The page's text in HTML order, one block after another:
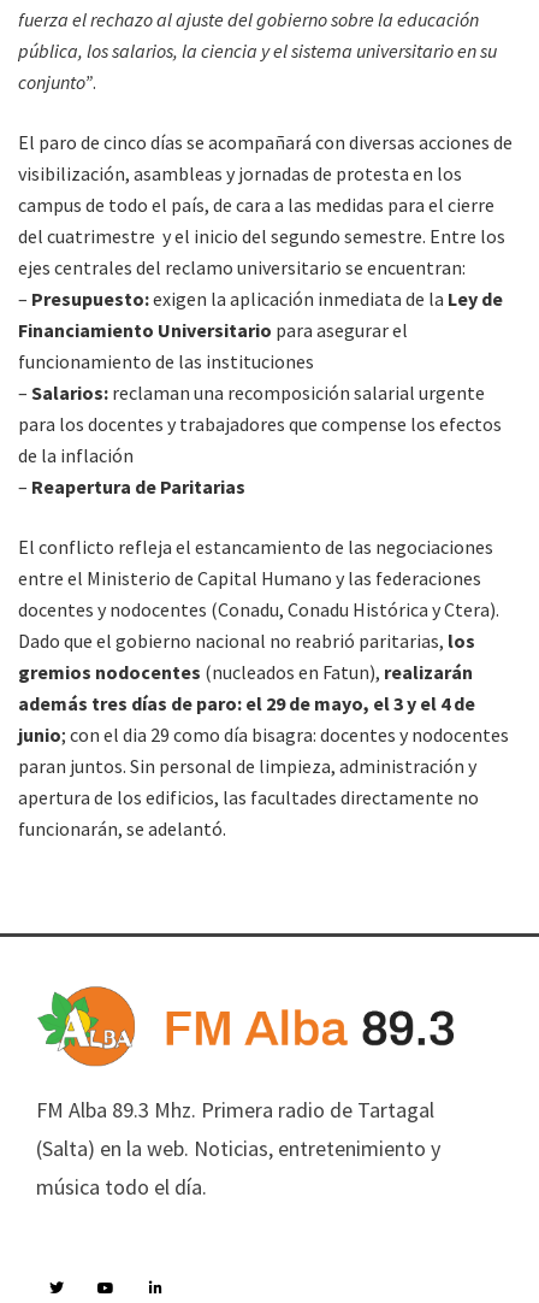
fuerza el rechazo al ajuste del gobierno sobre la educación
pública, los salarios, la ciencia y el sistema universitario en su
conjunto”.
El paro de cinco días se acompañará con diversas acciones de
visibilización, asambleas y jornadas de protesta en los
campus de todo el país, de cara a las medidas para el cierre
del cuatrimestre y el inicio del segundo semestre. Entre los
ejes centrales del reclamo universitario se encuentran:
– Presupuesto:exigen la aplicación inmediata de la Ley de
Financiamiento Universitario para asegurar el
funcionamiento de las instituciones
– Salarios: reclaman una recomposición salarial urgente
para los docentes y trabajadores que compense los efectos
de la inflación
– Reapertura de Paritarias
El conflicto refleja el estancamiento de las negociaciones
entre el Ministerio de Capital Humano y las federaciones
docentes y nodocentes (Conadu, Conadu Histórica y Ctera).
Dado que el gobierno nacional no reabrió paritarias, los
gremios nodocentes (nucleados en Fatun), realizarán
además tres días de paro: el 29 de mayo, el 3 y el 4 de
junio; con el dia 29 como día bisagra: docentes y nodocentes
paran juntos. Sin personal de limpieza, administración y
apertura de los edificios, las facultades directamente no
funcionarán, se adelantó.
FM Alba 89.3 Mhz. Primera radio de Tartagal
(Salta) en la web. Noticias, entretenimiento y
música todo el día.